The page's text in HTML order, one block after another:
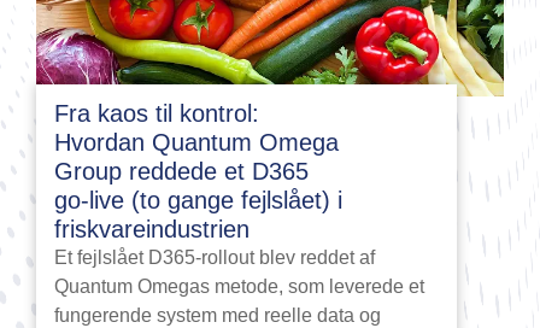
Fra kaos til kontrol:
Hvordan Quantum Omega
Group reddede et D365
go-live (to gange fejlslået) i
friskvareindustrien
Et fejlslået D365-rollout blev reddet af
Quantum Omegas metode, som leverede et
fungerende system med reelle data og